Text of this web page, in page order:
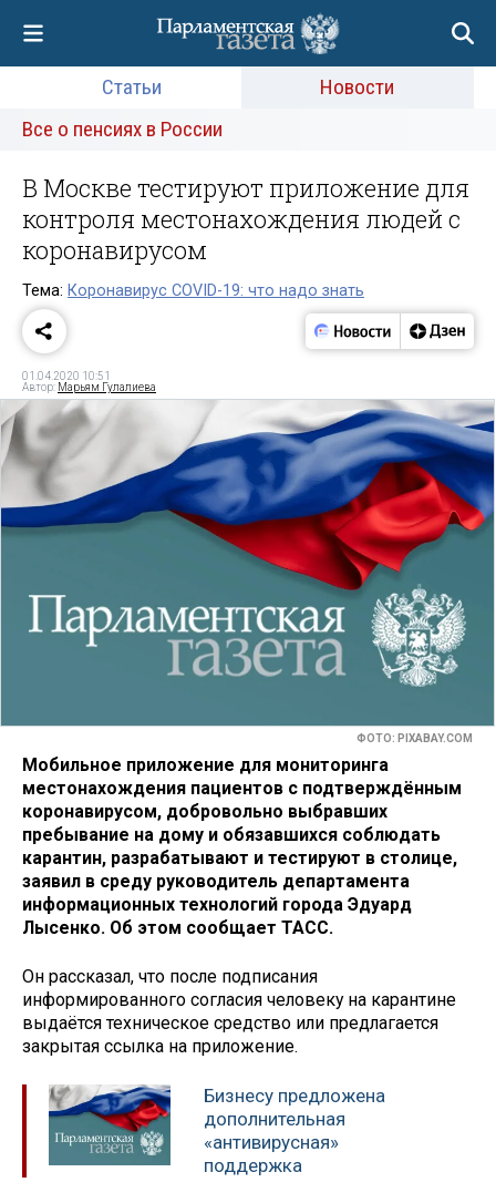
Статьи
Новости
Все о пенсиях в России
В Москве тестируют приложение для
контроля местонахождения людей с
коронавирусом
Тема: Коронавирус COVID-19: что надо знать
01.04.2020 10:51
Автор: Марьям Гулалиева
ФОТО: PIXABAY.COM
Мобильное приложение для мониторинга
местонахождения пациентов с подтверждённым
коронавирусом, добровольно выбравших
пребывание на дому и обязавшихся соблюдать
карантин, разрабатывают и тестируют в столице,
заявил в среду руководитель департамента
информационных технологий города Эдуард
Лысенко. Об этом сообщает ТАСС.
Он рассказал, что после подписания
информированного согласия человеку на карантине
выдаётся техническое средство или предлагается
закрытая ссылка на приложение.
Бизнесу предложена
дополнительная
«антивирусная»
поддержка